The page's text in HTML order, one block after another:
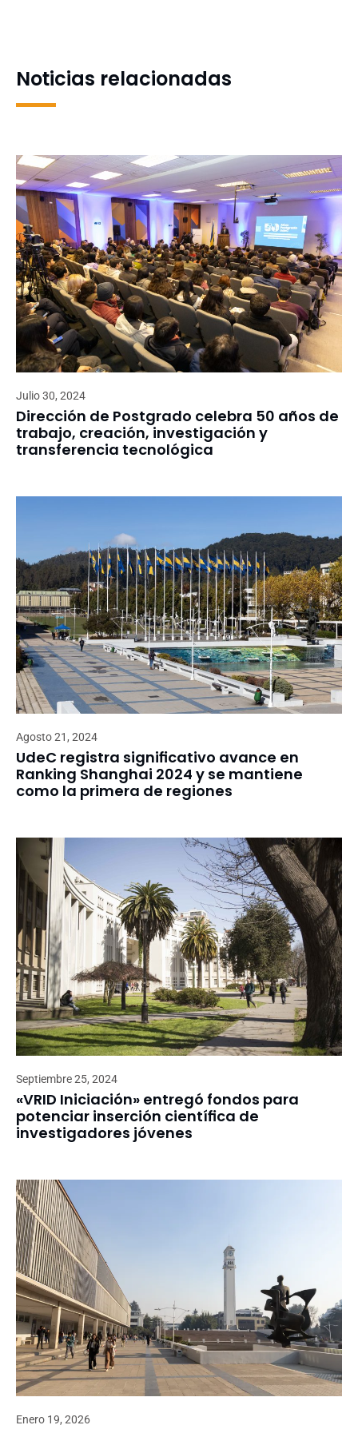
Noticias relacionadas
Julio 30, 2024
Dirección de Postgrado celebra 50 años de
trabajo, creación, investigación y
transferencia tecnológica
Agosto 21, 2024
UdeC registra significativo avance en
Ranking Shanghai 2024 y se mantiene
como la primera de regiones
Septiembre 25, 2024
«VRID Iniciación» entregó fondos para
potenciar inserción científica de
investigadores jóvenes
Enero 19, 2026